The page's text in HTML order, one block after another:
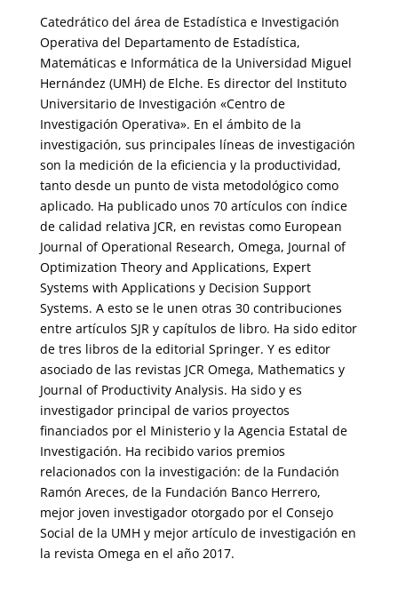
Catedrático del área de Estadística e Investigación
Operativa del Departamento de Estadística,
Matemáticas e Informática de la Universidad Miguel
Hernández (UMH) de Elche. Es director del Instituto
Universitario de Investigación «Centro de
Investigación Operativa». En el ámbito de la
investigación, sus principales líneas de investigación
son la medición de la eficiencia y la productividad,
tanto desde un punto de vista metodológico como
aplicado. Ha publicado unos 70 artículos con índice
de calidad relativa JCR, en revistas como European
Journal of Operational Research, Omega, Journal of
Optimization Theory and Applications, Expert
Systems with Applications y Decision Support
Systems. A esto se le unen otras 30 contribuciones
entre artículos SJR y capítulos de libro. Ha sido editor
de tres libros de la editorial Springer. Y es editor
asociado de las revistas JCR Omega, Mathematics y
Journal of Productivity Analysis. Ha sido y es
investigador principal de varios proyectos
financiados por el Ministerio y la Agencia Estatal de
Investigación. Ha recibido varios premios
relacionados con la investigación: de la Fundación
Ramón Areces, de la Fundación Banco Herrero,
mejor joven investigador otorgado por el Consejo
Social de la UMH y mejor artículo de investigación en
la revista Omega en el año 2017.